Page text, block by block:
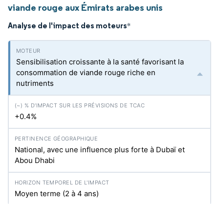
viande rouge aux Émirats arabes unis
Analyse de l'impact des moteurs*
Sensibilisation croissante à la santé favorisant la
consommation de viande rouge riche en
nutriments
+0.4%
National, avec une influence plus forte à Dubaï et
Abou Dhabi
Moyen terme (2 à 4 ans)